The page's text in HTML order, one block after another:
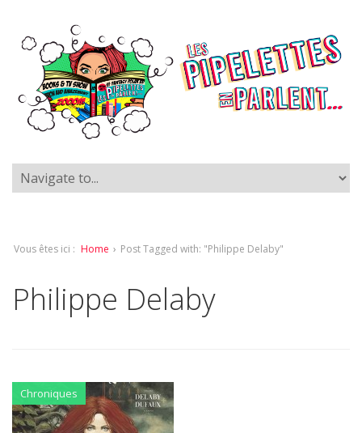
Vous êtes ici : Home › Post Tagged with: "Philippe Delaby"
Philippe Delaby
Chroniques